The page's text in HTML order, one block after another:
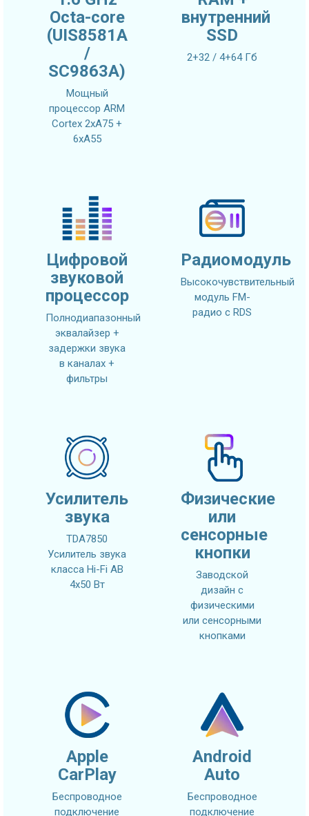
Octa-core
(UIS8581A
/
SC9863A)
Мощный
процессор ARM
Cortex 2xA75 +
6xA55
внутренний
SSD
2+32 / 4+64 Гб
Цифровой
звуковой
процессор
Полнодиапазонный
эквалайзер +
задержки звука
в каналах +
фильтры
Радиомодуль
Высокочувствительный
модуль FM-
радио с RDS
Усилитель
звука
TDA7850
Усилитель звука
класса Hi-Fi AB
4x50 Вт
Физические
или
сенсорные
кнопки
Заводской
дизайн с
физическими
или сенсорными
кнопками
Apple
CarPlay
Беспроводное
подключение
Android
Auto
Беспроводное
подключение